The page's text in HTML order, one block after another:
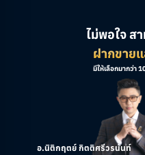
ไม่พอใจ ส
ฝากขายแ
มีให้เลือกมากว่า
อ.นิติกฤตย์ กิตติศรีวรนันท์